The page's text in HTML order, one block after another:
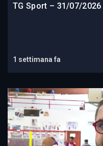
TG Sport – 31/07/2026
1 settimana fa